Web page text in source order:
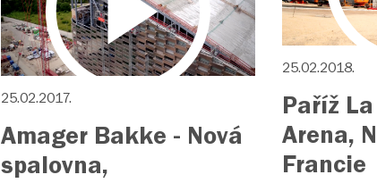
25.02.2018.
Paříž
Arena,
Francie
25.02.2017.
Amager Bakke - Nová
spalovna,